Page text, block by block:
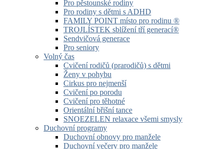
Pro pěstounské rodiny
Pro rodiny s dětmi s ADHD
FAMILY POINT místo pro rodinu ®
TROJLÍSTEK sblížení tří generací®
Sendvičová generace
Pro seniory
Volný čas
Cvičení rodičů (prarodičů) s dětmi
Ženy v pohybu
Cirkus pro nejmenší
Cvičení po porodu
Cvičení pro těhotné
Orientální břišní tance
SNOEZELEN relaxace všemi smysly
Duchovní programy
Duchovní obnovy pro manžele
Duchovní večery pro manžele